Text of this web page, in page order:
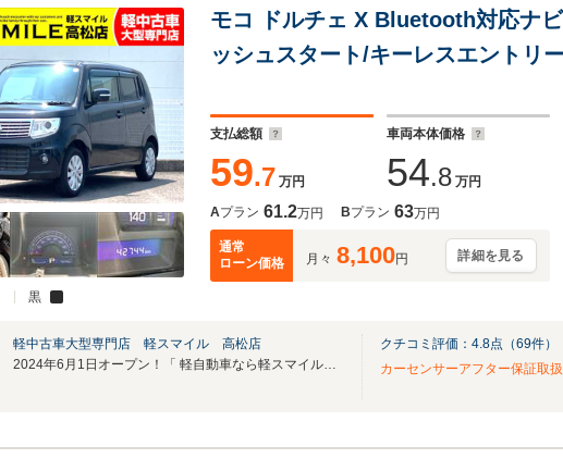
黒
モコ ドルチェ X Bluetooth対応ナ
ッシュスタート/キーレスエントリ
支払総額
59.7 万円
車両本体価格
54.8 万円
Aプラン 61.2万円 Bプラン 63万円
通常
ローン価格
月々 8,100円 詳細を見る
軽中古車大型専門店 軽スマイル 高松店
2024年6月1日オープン！「 軽自動車なら軽スマイル高松」が2周年を迎えました！！
クチコミ評価： 4.8点（69件）
カーセンサーアフター保証取